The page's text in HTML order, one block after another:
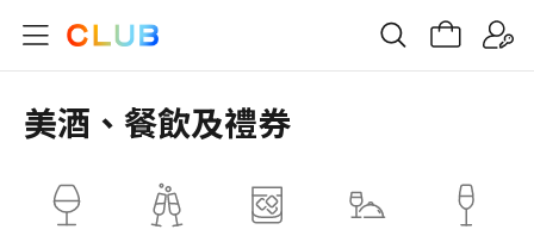
美酒、餐飲及禮券